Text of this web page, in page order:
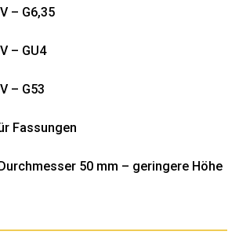
– G6,35
– GU4
– G53
Fassungen
50 mm – geringere Höhe